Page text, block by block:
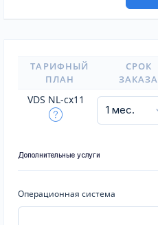
ТАРИФНЫЙ
ПЛАН
СРОК
ЗАКАЗА
VDS NL-cx11
Дополнительные услуги
Операционная система